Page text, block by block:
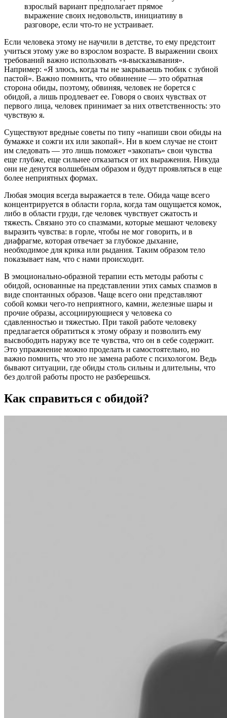
взрослый вариант предполагает прямое
выражение своих недовольств, инициативу в
разговоре, если что-то не устраивает.
Если человека этому не научили в детстве, то ему предстоит
учиться этому уже во взрослом возрасте. В выражении своих
требований важно использовать «я-высказывания».
Например: «Я злюсь, когда ты не закрываешь тюбик с зубной
пастой». Важно помнить, что обвинение ― это обратная
сторона обиды, поэтому, обвиняя, человек не борется с
обидой, а лишь продлевает ее. Говоря о своих чувствах от
первого лица, человек принимает за них ответственность: это
чувствую я.
Существуют вредные советы по типу «напиши свои обиды на
бумажке и сожги их или закопай». Ни в коем случае не стоит
им следовать ― это лишь поможет «закопать» свои чувства
еще глубже, еще сильнее отказаться от их выражения. Никуда
они не денутся волшебным образом и будут проявляться в еще
более неприятных формах.
Любая эмоция всегда выражается в теле. Обида чаще всего
концентрируется в области горла, когда там ощущается комок,
либо в области груди, где человек чувствует сжатость и
тяжесть. Связано это со спазмами, которые мешают человеку
выразить чувства: в горле, чтобы не мог говорить, и в
диафрагме, которая отвечает за глубокое дыхание,
необходимое для крика или рыдания. Таким образом тело
показывает нам, что с нами происходит.
В эмоционально-образной терапии есть методы работы с
обидой, основанные на представлении этих самых спазмов в
виде спонтанных образов. Чаще всего они представляют
собой комки чего-то неприятного, камни, железные шары и
прочие образы, ассоциирующиеся у человека со
сдавленностью и тяжестью. При такой работе человеку
предлагается обратиться к этому образу и позволить ему
высвободить наружу все те чувства, что он в себе содержит.
Это упражнение можно проделать и самостоятельно, но
важно помнить, что это не замена работе с психологом. Ведь
бывают ситуации, где обиды столь сильны и длительны, что
без долгой работы просто не разберешься.
Как справиться с обидой?